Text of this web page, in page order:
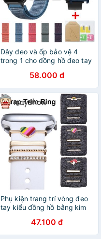
Dây đeo và ốp bảo vệ 4
trong 1 cho đồng hồ đeo tay
Amazfit Gts58.000 đ
Phụ kiện trang trí vòng đeo
tay kiểu đồng hồ bằng kim
47.100 đ